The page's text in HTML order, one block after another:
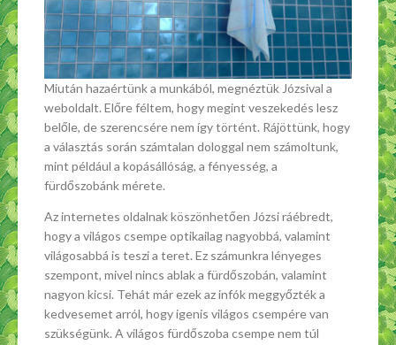
Miután hazaértünk a munkából, megnéztük Józsival a
weboldalt. Előre féltem, hogy megint veszekedés lesz
belőle, de szerencsére nem így történt. Rájöttünk, hogy
a választás során számtalan dologgal nem számoltunk,
mint például a kopásállóság, a fényesség, a
fürdőszobánk mérete.
Az internetes oldalnak köszönhetően Józsi ráébredt,
hogy a világos csempe optikailag nagyobbá, valamint
világosabbá is teszi a teret. Ez számunkra lényeges
szempont, mivel nincs ablak a fürdőszobán, valamint
nagyon kicsi. Tehát már ezek az infók meggyőzték a
kedvesemet arról, hogy igenis világos csempére van
szükségünk. A világos fürdőszoba csempe nem túl